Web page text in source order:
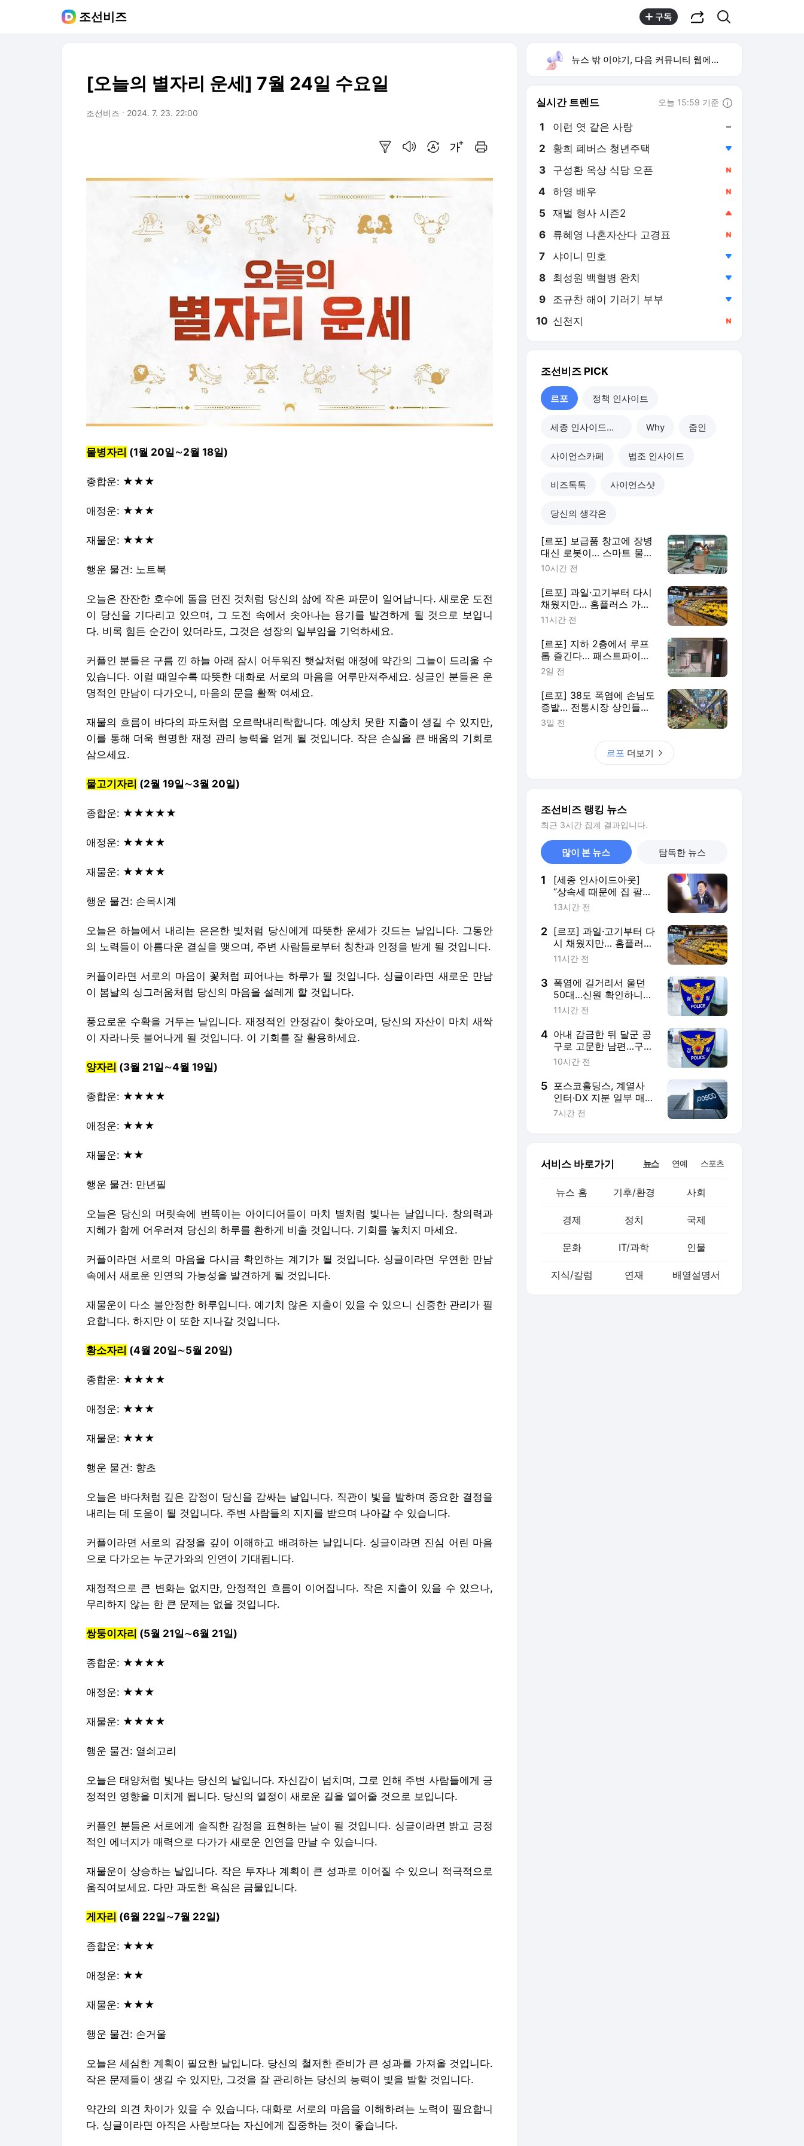
조선비즈 구독
[오늘의 별자리 운세] 7월 24일 수요일
조선비즈 2024. 7. 23. 22:00
물병자리 (1월 20일∼2월 18일)
종합운: ★★★
애정운: ★★★
재물운: ★★★
행운 물건: 노트북
오늘은 잔잔한 호수에 돌을 던진 것처럼 당신의 삶에 작은 파문이 일어납니다. 새로운 도전
이 당신을 기다리고 있으며, 그 도전 속에서 솟아나는 용기를 발견하게 될 것으로 보입니
다. 비록 힘든 순간이 있더라도, 그것은 성장의 일부임을 기억하세요.
커플인 분들은 구름 낀 하늘 아래 잠시 어두워진 햇살처럼 애정에 약간의 그늘이 드리울 수
있습니다. 이럴 때일수록 따뜻한 대화로 서로의 마음을 어루만져주세요. 싱글인 분들은 운
명적인 만남이 다가오니, 마음의 문을 활짝 여세요.
재물의 흐름이 바다의 파도처럼 오르락내리락합니다. 예상치 못한 지출이 생길 수 있지만,
이를 통해 더욱 현명한 재정 관리 능력을 얻게 될 것입니다. 작은 손실을 큰 배움의 기회로
삼으세요.
물고기자리 (2월 19일∼3월 20일)
종합운: ★★★★★
애정운: ★★★★
재물운: ★★★★
행운 물건: 손목시계
오늘은 하늘에서 내리는 은은한 빛처럼 당신에게 따뜻한 운세가 깃드는 날입니다. 그동안
의 노력들이 아름다운 결실을 맺으며, 주변 사람들로부터 칭찬과 인정을 받게 될 것입니다.
커플이라면 서로의 마음이 꽃처럼 피어나는 하루가 될 것입니다. 싱글이라면 새로운 만남
이 봄날의 싱그러움처럼 당신의 마음을 설레게 할 것입니다.
풍요로운 수확을 거두는 날입니다. 재정적인 안정감이 찾아오며, 당신의 자산이 마치 새싹
이 자라나듯 불어나게 될 것입니다. 이 기회를 잘 활용하세요.
양자리 (3월 21일∼4월 19일)
종합운: ★★★★
애정운: ★★★
재물운: ★★
행운 물건: 만년필
오늘은 당신의 머릿속에 번뜩이는 아이디어들이 마치 별처럼 빛나는 날입니다. 창의력과
지혜가 함께 어우러져 당신의 하루를 환하게 비출 것입니다. 기회를 놓치지 마세요.
커플이라면 서로의 마음을 다시금 확인하는 계기가 될 것입니다. 싱글이라면 우연한 만남
속에서 새로운 인연의 가능성을 발견하게 될 것입니다.
재물운이 다소 불안정한 하루입니다. 예기치 않은 지출이 있을 수 있으니 신중한 관리가 필
요합니다. 하지만 이 또한 지나갈 것입니다.
황소자리 (4월 20일∼5월 20일)
종합운: ★★★★
애정운: ★★★
재물운: ★★★
행운 물건: 향초
오늘은 바다처럼 깊은 감정이 당신을 감싸는 날입니다. 직관이 빛을 발하며 중요한 결정을
내리는 데 도움이 될 것입니다. 주변 사람들의 지지를 받으며 나아갈 수 있습니다.
커플이라면 서로의 감정을 깊이 이해하고 배려하는 날입니다. 싱글이라면 진심 어린 마음
으로 다가오는 누군가와의 인연이 기대됩니다.
재정적으로 큰 변화는 없지만, 안정적인 흐름이 이어집니다. 작은 지출이 있을 수 있으나,
무리하지 않는 한 큰 문제는 없을 것입니다.
쌍둥이자리 (5월 21일∼6월 21일)
종합운: ★★★★
애정운: ★★★
재물운: ★★★★
행운 물건: 열쇠고리
오늘은 태양처럼 빛나는 당신의 날입니다. 자신감이 넘치며, 그로 인해 주변 사람들에게 긍
정적인 영향을 미치게 됩니다. 당신의 열정이 새로운 길을 열어줄 것으로 보입니다.
커플인 분들은 서로에게 솔직한 감정을 표현하는 날이 될 것입니다. 싱글이라면 밝고 긍정
적인 에너지가 매력으로 다가가 새로운 인연을 만날 수 있습니다.
재물운이 상승하는 날입니다. 작은 투자나 계획이 큰 성과로 이어질 수 있으니 적극적으로
움직여보세요. 다만 과도한 욕심은 금물입니다.
게자리 (6월 22일∼7월 22일)
종합운: ★★★
애정운: ★★
재물운: ★★★
행운 물건: 손거울
오늘은 세심한 계획이 필요한 날입니다. 당신의 철저한 준비가 큰 성과를 가져올 것입니다.
작은 문제들이 생길 수 있지만, 그것을 잘 관리하는 당신의 능력이 빛을 발할 것입니다.
약간의 의견 차이가 있을 수 있습니다. 대화로 서로의 마음을 이해하려는 노력이 필요합니
다. 싱글이라면 아직은 사랑보다는 자신에게 집중하는 것이 좋습니다.
뉴스 밖 이야기, 다음 커뮤니티 웹에서 보기
실시간 트렌드 오늘 15:59 기준
1 이런 엿 같은 사랑
2 황희 폐버스 청년주택
3 구성환 옥상 식당 오픈
4 하영 배우
5 재벌 형사 시즌2
6 류혜영 나혼자산다 고경표
7 샤이니 민호
8 최성원 백혈병 완치
9 조규찬 해이 기러기 부부
10 신천지
조선비즈 PICK
르포 정책 인사이트
세종 인사이드아웃 Why 줌인
사이언스카페 법조 인사이드
비즈톡톡 사이언스샷
당신의 생각은
[르포] 보급품 창고에 장병
대신 로봇이… 스마트 물류
센터 도입한 보급부대 가보
10시간 전
[르포] 과일·고기부터 다시
채웠지만… 홈플러스 가오
픈 첫날 입고율 30%
11시간 전
[르포] 지하 2층에서 루프
톱 즐긴다… 패스트파이브,
성수 연무장점 공개
2일 전
[르포] 38도 폭염에 손님도
증발… 전통시장 상인들의
여름 생존기
3일 전
르포 더보기
조선비즈 랭킹 뉴스
최근 3시간 집계 결과입니다.
많이 본 뉴스 탐독한 뉴스
1
[세종 인사이드아웃]
“상속세 때문에 집 팔아
서 되겠냐” 李 약속한
13시간 전
2 [르포] 과일·고기부터 다
시 채웠지만… 홈플러스
가오픈 첫날 입고율
11시간 전
3 폭염에 길거리서 울던
50대…신원 확인하니
30년 전 실종자였다
11시간 전
4 아내 감금한 뒤 달군 공
구로 고문한 남편…구속
기로
10시간 전
5 포스코홀딩스, 계열사
인터·DX 지분 일부 매
각… 2조5000억원 확보
7시간 전
서비스 바로가기 뉴스 연예 스포츠
뉴스 홈 기후/환경 사회
경제 정치 국제
문화 IT/과학 인물
지식/칼럼 연재 배열설명서